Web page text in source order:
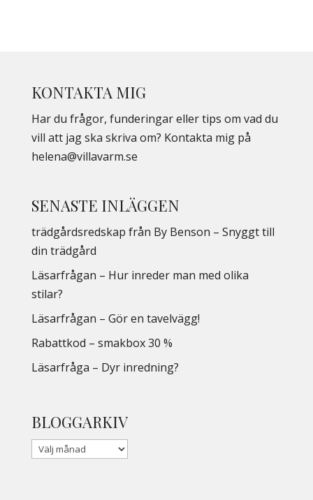
KONTAKTA MIG
Har du frågor, funderingar eller tips om vad du
vill att jag ska skriva om? Kontakta mig på
helena@villavarm.se
SENASTE INLÄGGEN
trädgårdsredskap från By Benson – Snyggt till
din trädgård
Läsarfrågan – Hur inreder man med olika
stilar?
Läsarfrågan – Gör en tavelvägg!
Rabattkod – smakbox 30 %
Läsarfråga – Dyr inredning?
BLOGGARKIV